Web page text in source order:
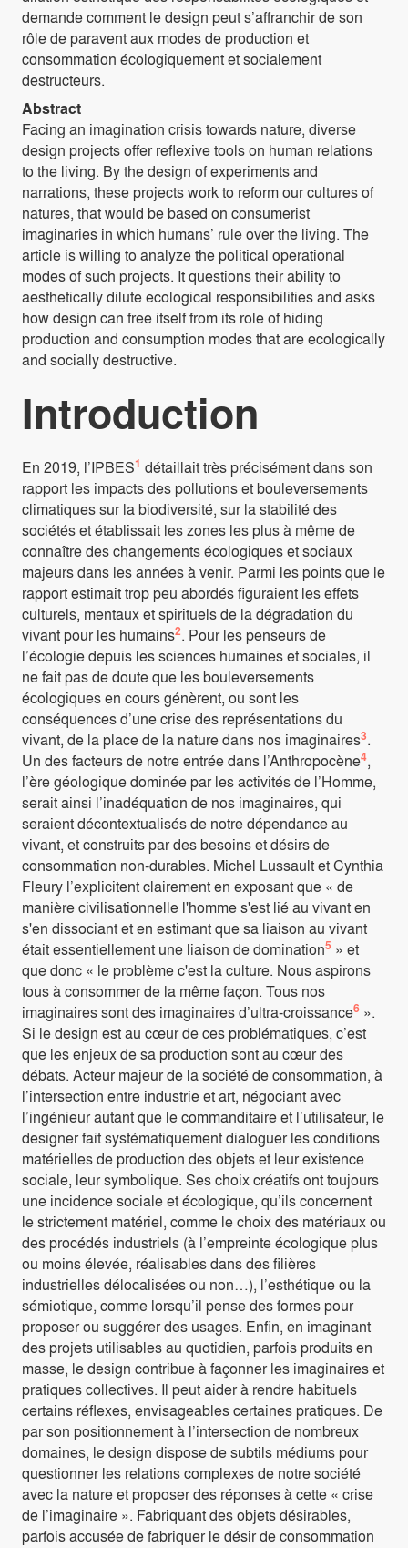
demande comment le design peut s’affranchir de son
rôle de paravent aux modes de production et
consommation écologiquement et socialement
destructeurs.
Abstract
Facing an imagination crisis towards nature, diverse
design projects offer reflexive tools on human relations
to the living. By the design of experiments and
narrations, these projects work to reform our cultures of
natures, that would be based on consumerist
imaginaries in which humans’ rule over the living. The
article is willing to analyze the political operational
modes of such projects. It questions their ability to
aesthetically dilute ecological responsibilities and asks
how design can free itself from its role of hiding
production and consumption modes that are ecologically
and socially destructive.
Introduction
En 2019, l’IPBES1 détaillait très précisément dans son
rapport les impacts des pollutions et bouleversements
climatiques sur la biodiversité, sur la stabilité des
sociétés et établissait les zones les plus à même de
connaître des changements écologiques et sociaux
majeurs dans les années à venir. Parmi les points que le
rapport estimait trop peu abordés figuraient les effets
culturels, mentaux et spirituels de la dégradation du
vivant pour les humains2. Pour les penseurs de
l’écologie depuis les sciences humaines et sociales, il
ne fait pas de doute que les bouleversements
écologiques en cours génèrent, ou sont les
conséquences d’une crise des représentations du
vivant, de la place de la nature dans nos imaginaires3.
Un des facteurs de notre entrée dans l’Anthropocène4,
l’ère géologique dominée par les activités de l’Homme,
serait ainsi l’inadéquation de nos imaginaires, qui
seraient décontextualisés de notre dépendance au
vivant, et construits par des besoins et désirs de
consommation non-durables. Michel Lussault et Cynthia
Fleury l’explicitent clairement en exposant que « de
manière civilisationnelle l'homme s'est lié au vivant en
s'en dissociant et en estimant que sa liaison au vivant
était essentiellement une liaison de domination5 » et
que donc « le problème c'est la culture. Nous aspirons
tous à consommer de la même façon. Tous nos
imaginaires sont des imaginaires d’ultra-croissance6 ».
Si le design est au cœur de ces problématiques, c’est
que les enjeux de sa production sont au cœur des
débats. Acteur majeur de la société de consommation, à
l’intersection entre industrie et art, négociant avec
l’ingénieur autant que le commanditaire et l’utilisateur, le
designer fait systématiquement dialoguer les conditions
matérielles de production des objets et leur existence
sociale, leur symbolique. Ses choix créatifs ont toujours
une incidence sociale et écologique, qu’ils concernent
le strictement matériel, comme le choix des matériaux ou
des procédés industriels (à l’empreinte écologique plus
ou moins élevée, réalisables dans des filières
industrielles délocalisées ou non…), l’esthétique ou la
sémiotique, comme lorsqu’il pense des formes pour
proposer ou suggérer des usages. Enfin, en imaginant
des projets utilisables au quotidien, parfois produits en
masse, le design contribue à façonner les imaginaires et
pratiques collectives. Il peut aider à rendre habituels
certains réflexes, envisageables certaines pratiques. De
par son positionnement à l’intersection de nombreux
domaines, le design dispose de subtils médiums pour
questionner les relations complexes de notre société
avec la nature et proposer des réponses à cette « crise
de l’imaginaire ». Fabriquant des objets désirables,
parfois accusée de fabriquer le désir de consommation